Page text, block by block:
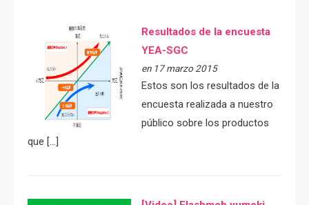
Resultados de la encuesta
YEA-SGC
en 17 marzo 2015
Estos son los resultados de la
encuesta realizada a nuestro
público sobre los productos
que […]